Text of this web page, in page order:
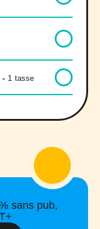
- 1 tasse
sans pub,